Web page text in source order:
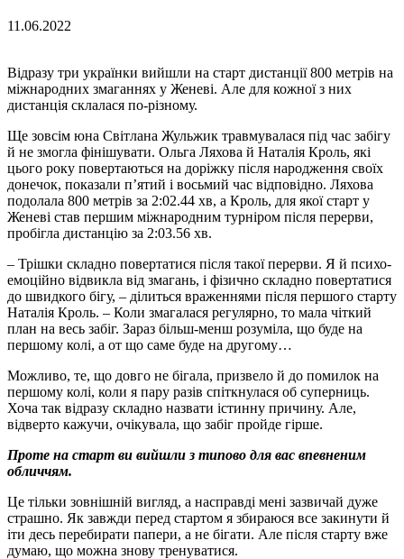
11.06.2022
Відразу три українки вийшли на старт дистанції 800 метрів на
міжнародних змаганнях у Женеві. Але для кожної з них
дистанція склалася по-різному.
Ще зовсім юна Світлана Жульжик травмувалася під час забігу
й не змогла фінішувати. Ольга Ляхова й Наталія Кроль, які
цього року повертаються на доріжку після народження своїх
донечок, показали п’ятий і восьмий час відповідно. Ляхова
подолала 800 метрів за 2:02.44 хв, а Кроль, для якої старт у
Женеві став першим міжнародним турніром після перерви,
пробігла дистанцію за 2:03.56 хв.
– Трішки складно повертатися після такої перерви. Я й психо-
емоційно відвикла від змагань, і фізично складно повертатися
до швидкого бігу, – ділиться враженнями після першого старту
Наталія Кроль. – Коли змагалася регулярно, то мала чіткий
план на весь забіг. Зараз більш-менш розуміла, що буде на
першому колі, а от що саме буде на другому…
Можливо, те, що довго не бігала, призвело й до помилок на
першому колі, коли я пару разів спіткнулася об суперниць.
Хоча так відразу складно назвати істинну причину. Але,
відверто кажучи, очікувала, що забіг пройде гірше.
Проте на старт ви вийшли з типово для вас впевненим
обличчям.
Це тільки зовнішній вигляд, а насправді мені зазвичай дуже
страшно. Як завжди перед стартом я збираюся все закинути й
іти десь перебирати папери, а не бігати. Але після старту вже
думаю, що можна знову тренуватися.